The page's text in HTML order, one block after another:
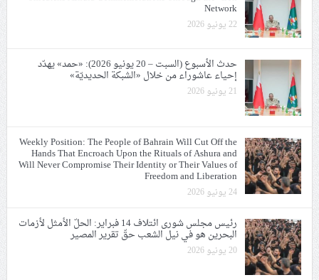
Network
22 يونيو 2026
حدث الأسبوع (السبت – 20 يونيو 2026): «حمد» يهدّد
إحياء عاشوراء من خلال «الشبكة الحديديّة»
21 يونيو 2026
Weekly Position: The People of Bahrain Will Cut Off the
Hands That Encroach Upon the Rituals of Ashura and
Will Never Compromise Their Identity or Their Values of
Freedom and Liberation
24 يونيو 2026
رئيس مجلس شورى ائتلاف 14 فبراير: الحلّ الأمثل لأزمات
البحرين هو في نيل الشعب حقّ تقرير المصير
20 يونيو 2026